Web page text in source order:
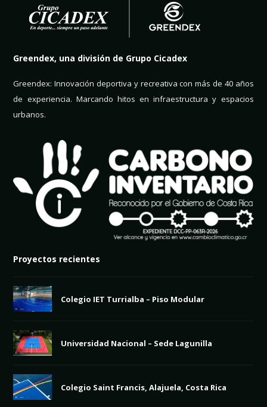
Greendex, una división de Grupo Cicadex
Greendex: Innovación deportiva y recreativa con más de 40 años
de experiencia. Marcando hitos en infraestructura y espacios
urbanos.
Proyectos recientes
Colegio IET Turrialba – Piso Modular
Universidad Nacional – Sede Lagunilla
Colegio Saint Francis, Alajuela, Costa Rica